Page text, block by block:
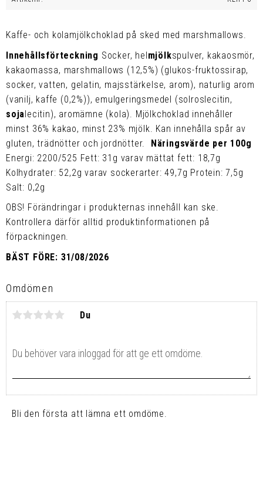
Kaffe- och kolamjölkchoklad på sked med marshmallows.
Innehållsförteckning Socker, helmjölkspulver, kakaosmör,
kakaomassa, marshmallows (12,5%) (glukos-fruktossirap,
socker, vatten, gelatin, majsstärkelse, arom), naturlig arom
(vanilj, kaffe (0,2%)), emulgeringsmedel (solroslecitin,
sojalecitin), aromämne (kola). Mjölkchoklad innehåller
minst 36% kakao, minst 23% mjölk. Kan innehålla spår av
gluten, trädnötter och jordnötter. Näringsvärde per 100g
Energi: 2200/525 Fett: 31g varav mättat fett: 18,7g
Kolhydrater: 52,2g varav sockerarter: 49,7g Protein: 7,5g
Salt: 0,2g
OBS! Förändringar i produkternas innehåll kan ske.
Kontrollera därför alltid produktinformationen på
förpackningen.
BÄST FÖRE: 31/08/2026
Omdömen
Du
Bli den första att lämna ett omdöme.